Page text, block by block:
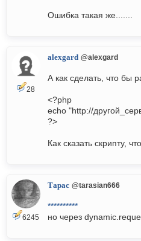
Ошибка такая же.......
28
alexgard @alexgard
А как сделать, что бы
<?php
echo "http://
?>
Как сказать скрипту,
6245
Тарас @tarasian666
**********
но через